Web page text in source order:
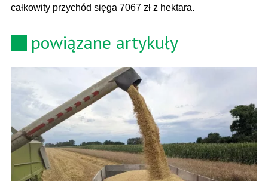
całkowity przychód sięga 7067 zł z hektara.
powiązane artykuły